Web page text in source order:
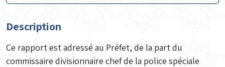
Description
Ce rapport est adressé au Préfet, de la part du
commissaire divisionnaire chef de la police spéciale